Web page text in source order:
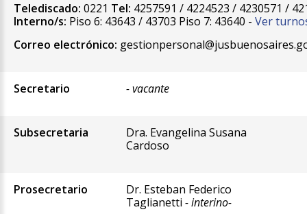
Telediscado: 0221 Tel: 4257591 / 4224523 / 4230571 /
Interno/s: Piso 6: 43643 / 43703 Piso 7: 43640 - Ver
Correo electrónico:
Secretario - vacante
Subsecretaria
Dra. Evangelina Susana
Cardoso
Prosecretario
Dr. Esteban Federico
Taglianetti - interino-